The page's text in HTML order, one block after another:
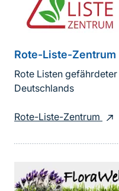
Rote-Liste-Zentrum
Rote Listen
Deutschlands
Rote-Liste-Zentrum